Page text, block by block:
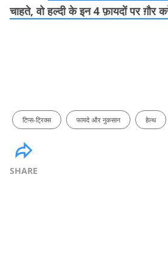
चाहते, वो हल्दी के इन 4 फ़ायदों पर ग़ौर
टिप्स-ट्रिक्स फायदे और नुकसान हेल्थ
SHARE